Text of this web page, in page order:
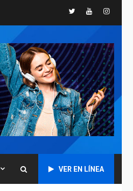
TwitterYoutube
VER EN LÍNEA
TITULARES
CNP plantea incluir
Libertad de Expresión
en agenda de
negociación con
comisión de AN 2015
DESTACADOS
NACIONALES
ÚLTIMA HORA
Gobierno nacional y
regional nos
respaldaron desde el
primer momento tras
asegura Gustavo
Duque